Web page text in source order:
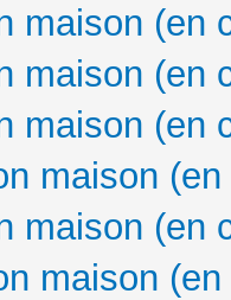
maison (en
maison (en
maison (en
maison
maison (en
maison